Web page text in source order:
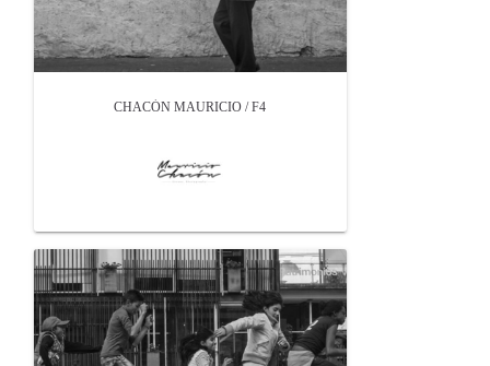
CHACÓN MAURICIO / F4